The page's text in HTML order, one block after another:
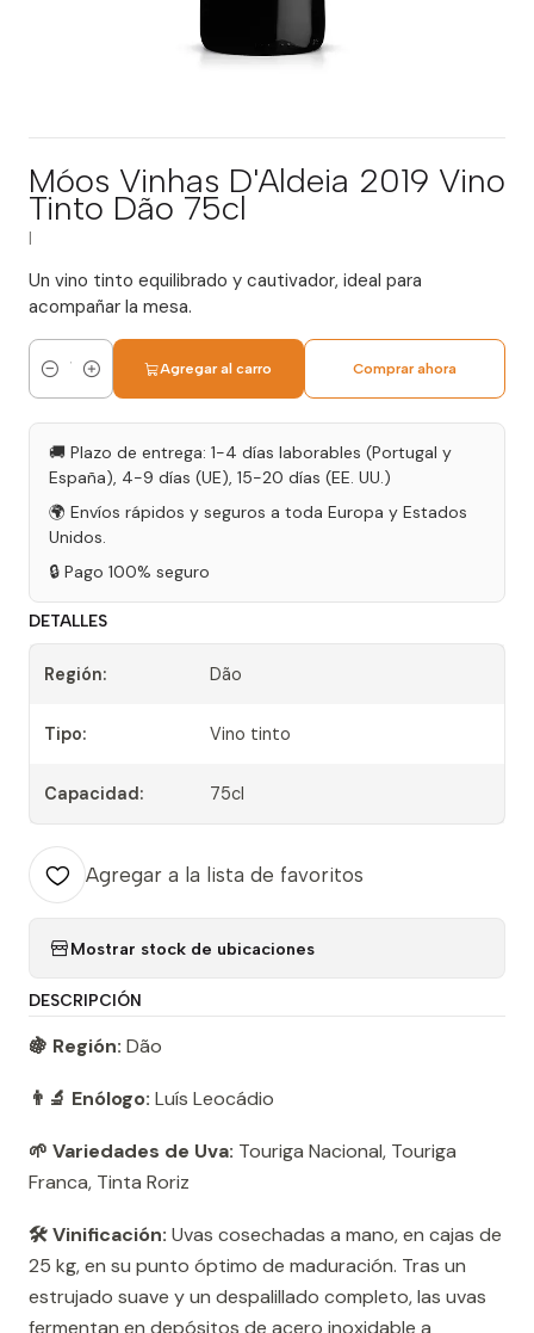
Móos Vinhas D'Aldeia 2019 Vino
Tinto Dão 75cl
Un vino tinto equilibrado y cautivador, ideal para
acompañar la mesa.
Cantidad
Agregar al carro Comprar ahora
🚚 Plazo de entrega: 1-4 días laborables (Portugal y
España), 4-9 días (UE), 15-20 días (EE. UU.)
🌍 Envíos rápidos y seguros a toda Europa y Estados
Unidos.
🔒 Pago 100% seguro
DETALLES
Región: Dão
Tipo: Vino tinto
Capacidad: 75cl
Agregar a la lista de favoritos
Mostrar stock de ubicaciones
DESCRIPCIÓN
🍇 Región: Dão
👨‍🔬 Enólogo: Luís Leocádio
🌱 Variedades de Uva: Touriga Nacional, Touriga
Franca, Tinta Roriz
🛠️ Vinificación: Uvas cosechadas a mano, en cajas de
25 kg, en su punto óptimo de maduración. Tras un
estrujado suave y un despalillado completo, las uvas